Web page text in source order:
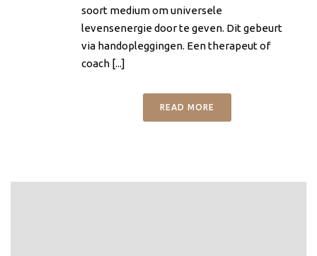
soort medium om universele
levensenergie door te geven. Dit gebeurt
via handopleggingen. Een therapeut of
coach [...]
READ MORE